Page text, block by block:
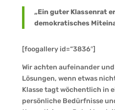
„Ein guter Klassenrat
demokratisches
[foogallery id=“3836″]
Wir achten aufeinander
Lösungen, wenn etwas
Klasse tagt wöchentlich in
persönliche Bedürfnisse